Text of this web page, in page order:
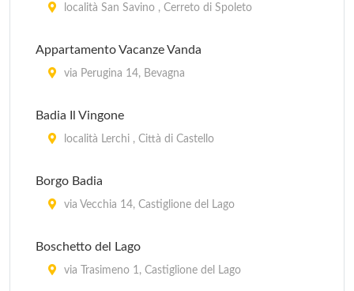
strada Eremo delle Carceri 8, Assisi
Girasole
Località Petrognano, km 7 a Nord di Spoleto, verso
Il Collaccio
Il Rocolo
località San Savino , Cerreto di Spoleto
Appartamento Vacanze Vanda
via Perugina 14, Bevagna
Badia Il Vingone
località Lerchi , Città di Castello
Borgo Badia
via Vecchia 14, Castiglione del Lago
Boschetto del Lago
via Trasimeno 1, Castiglione del Lago